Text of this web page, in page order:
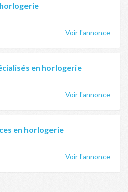
Voir l'annonce
en horlogerie
Voir l'annonce
en horlogerie
Voir l'annonce